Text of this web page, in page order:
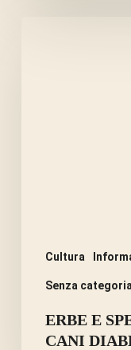
Cultura
Senza categoria
ERBE E
CANI